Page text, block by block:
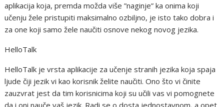
aplikacija koja, premda možda više ”naginje” ka onima koji
učenju žele pristupiti maksimalno ozbiljno, je isto tako dobra i
za one koji samo žele naučiti osnove nekog novog jezika.
HelloTalk
HelloTalk je vrsta aplikacije za učenje stranih jezika koja spaja
ljude čiji jezik vi kao korisnik želite naučiti. Ono što vi činite
zauzvrat jest da tim korisnicima koji su učili vas vi pomognete